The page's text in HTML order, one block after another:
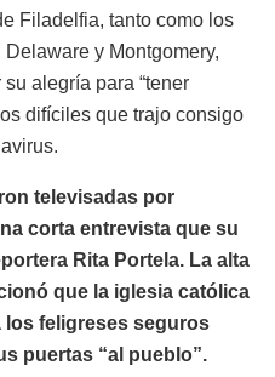
Filadelfia, tanto como los
y Montgomery,
alegría para “tener
difíciles que trajo consigo
televisadas por
corta entrevista que su
Rita Portela. La alta
que la iglesia católica
los feligreses seguros
puertas “al pueblo”.